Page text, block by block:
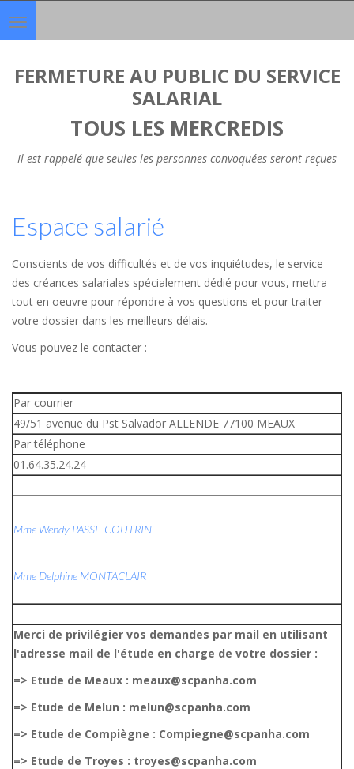
Toggle
navigation
FERMETURE AU PUBLIC DU SERVICE
SALARIAL
TOUS LES MERCREDIS
Il est rappelé que seules les personnes convoquées seront reçues
Espace salarié
Conscients de vos difficultés et de vos inquiétudes, le service
des créances salariales spécialement dédié pour vous, mettra
tout en oeuvre pour répondre à vos questions et pour traiter
votre dossier dans les meilleurs délais.
Vous pouvez le contacter :
Par courrier
49/51 avenue du Pst Salvador ALLENDE 77100 MEAUX
Par téléphone
01.64.35.24.24
Mme Wendy PASSE-COUTRIN
Mme Delphine MONTACLAIR
Merci de privilégier vos demandes par mail en utilisant
l'adresse mail de l'étude en charge de votre dossier :
=> Etude de Meaux : meaux@scpanha.com
=> Etude de Melun : melun@scpanha.com
=> Etude de Compiègne : Compiegne@scpanha.com
=> Etude de Troyes : troyes@scpanha.com